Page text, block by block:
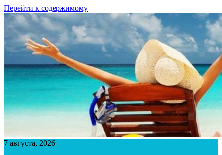
Перейти к содержимому
7 августа, 2026